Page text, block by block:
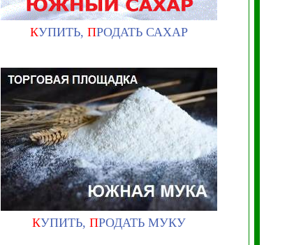
КУПИТЬ, ПРОДАТЬ САХАР
КУПИТЬ, ПРОДАТЬ МУКУ